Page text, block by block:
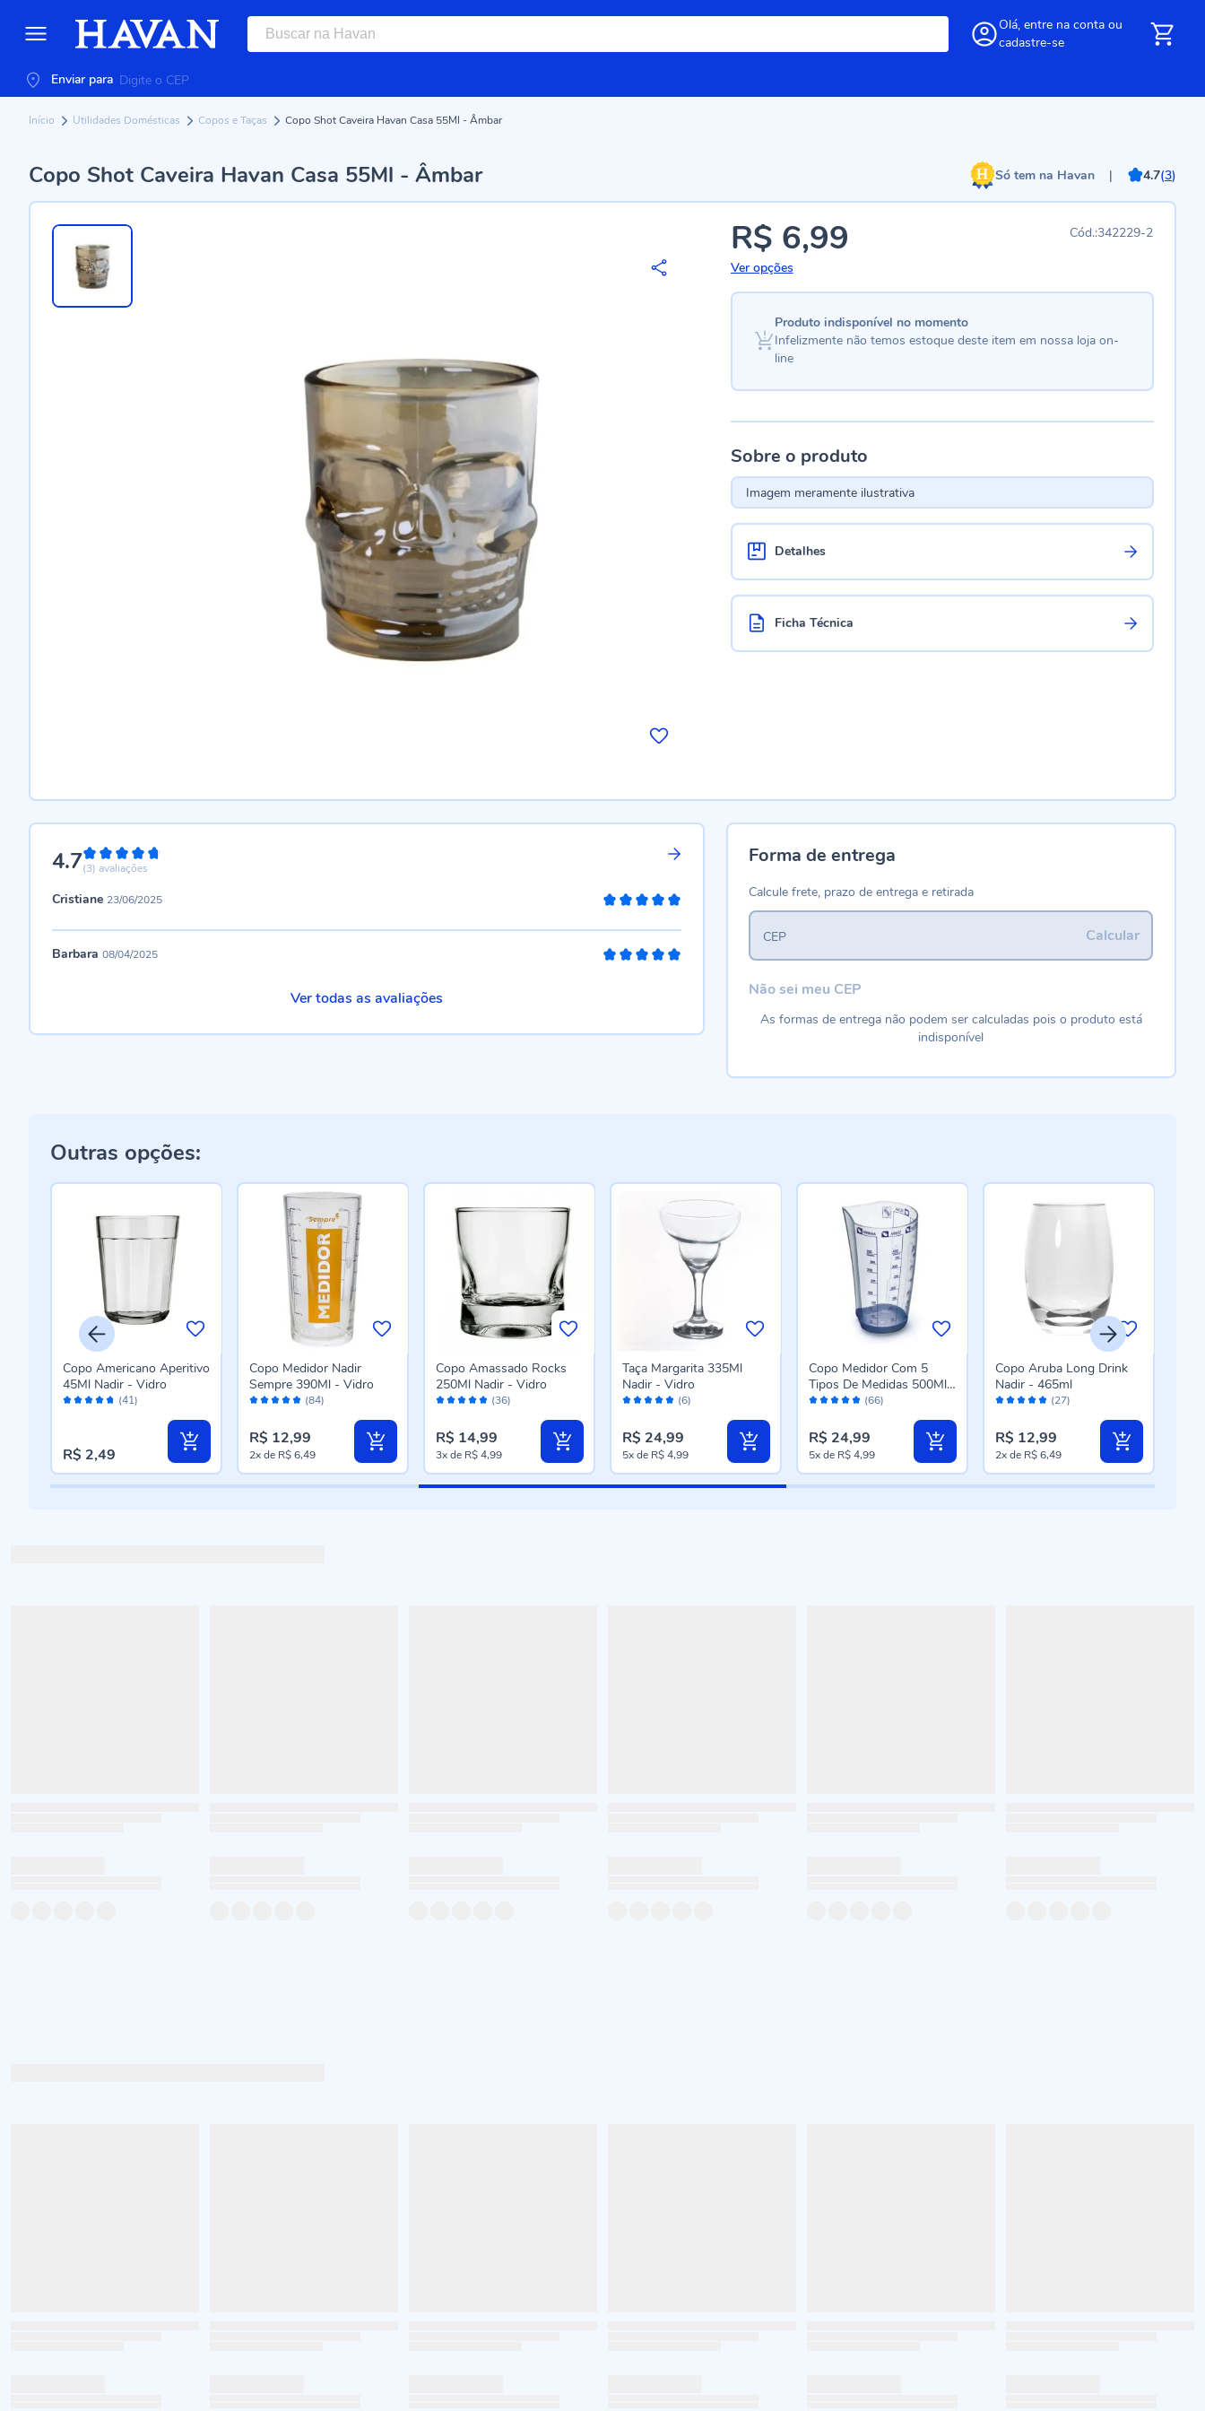
Olá, entre na conta ou
cadastre-se
Enviar para
Início Utilidades Domésticas Copos e Taças Copo Shot Caveira Havan Casa 55Ml - Âmbar
Copo Shot Caveira Havan Casa 55Ml - Âmbar Só tem na Havan | 4.7(3)
342229-2
R$ 6,99
Ver opções
Produto indisponível no momento
Infelizmente não temos estoque deste item em nossa loja on-
line
Sobre o produto
Imagem meramente ilustrativa
Detalhes
Ficha Técnica
4.794%
(3) avaliações
Cristiane 23/06/2025
Barbara 08/04/2025
Ver todas as avaliações
Forma de entrega
Calcule frete, prazo de entrega e retirada
Calcular
CEP
Não sei meu CEP
As formas de entrega não podem ser calculadas pois o produto está
indisponível
Outras opções:
Avaliação: (41)
Copo Americano Aperitivo
45Ml Nadir - Vidro
R$ 2,49
Avaliação: (84)
Copo Medidor Nadir
Sempre 390Ml - Vidro
R$ 12,99
2xde R$ 6,49
Avaliação: (36)
Copo Amassado Rocks
250Ml Nadir - Vidro
R$ 14,99
3xde R$ 4,99
Avaliação: (6)
Taça Margarita 335Ml
Nadir - Vidro
R$ 24,99
5xde R$ 4,99
Avaliação: (66)
Copo Medidor Com 5
Tipos De Medidas 500Ml
Arthi - Plástico
R$ 24,99
5xde R$ 4,99
Avaliação: (27)
Copo Aruba Long Drink
Nadir - 465ml
R$ 12,99
2xde R$ 6,49